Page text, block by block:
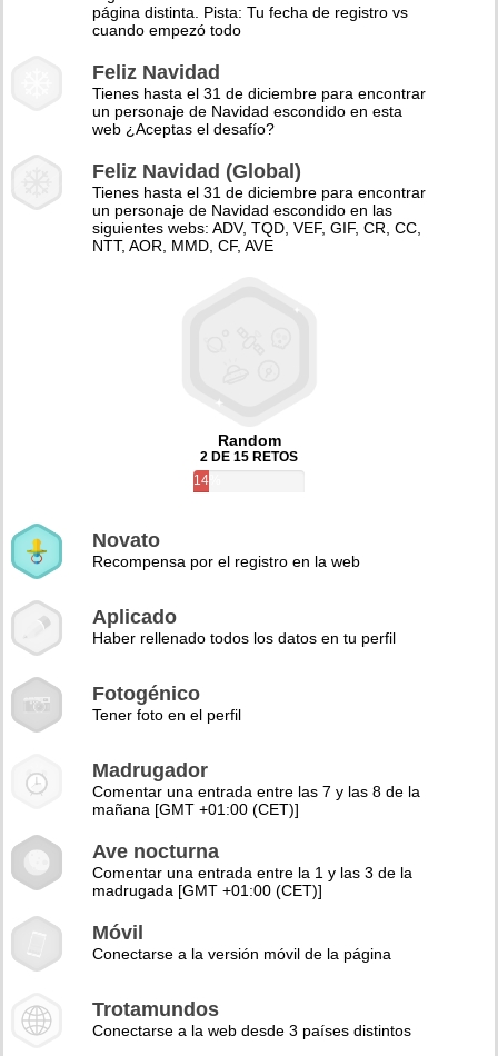
página distinta. Pista: Tu fecha de registro vs
cuando empezó todo
Feliz Navidad
Tienes hasta el 31 de diciembre para encontrar
un personaje de Navidad escondido en esta
web ¿Aceptas el desafío?
Feliz Navidad (Global)
Tienes hasta el 31 de diciembre para encontrar
un personaje de Navidad escondido en las
siguientes webs: ADV, TQD, VEF, GIF, CR, CC,
NTT, AOR, MMD, CF, AVE
Random
2 DE 15 RETOS
14%
Novato
Recompensa por el registro en la web
Aplicado
Haber rellenado todos los datos en tu perfil
Fotogénico
Tener foto en el perfil
Madrugador
Comentar una entrada entre las 7 y las 8 de la
mañana [GMT +01:00 (CET)]
Ave nocturna
Comentar una entrada entre la 1 y las 3 de la
madrugada [GMT +01:00 (CET)]
Móvil
Conectarse a la versión móvil de la página
Trotamundos
Conectarse a la web desde 3 países distintos